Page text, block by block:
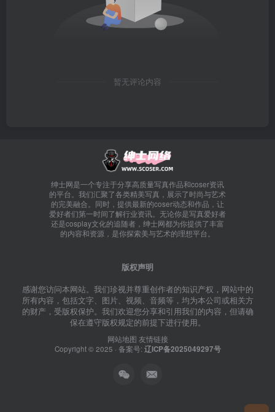
暂无评论内容
绅士网是一个专注于分享高质量写真作品和coser资讯
的平台。我们汇聚了各类精美写真，展示了时尚与艺术
的完美融合。同时，提供最新的coser动态和作品，让
爱好者们第一时间了解行业资讯。无论你是写真爱好者
还是cosplay文化的追随者，绅士网都为你提供了丰富
的内容和资源，是你探索美与艺术的理想平台。
版权声明
感谢您访问本网站。我们珍视并尊重创作者的知识产权，网站中的
所有内容，包括文字、图片、视频、音频等，均为本公司或相关方
的财产，受版权保护。我们欢迎您分享和引用我们的内容，但请确
保在遵守版权规定的前提下进行使用。
网站地图 友情链接
Copyright © 2025 · 备案号: 辽ICP备2025049297号